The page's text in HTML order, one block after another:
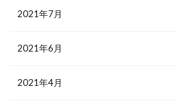
2021年7月
2021年6月
2021年4月